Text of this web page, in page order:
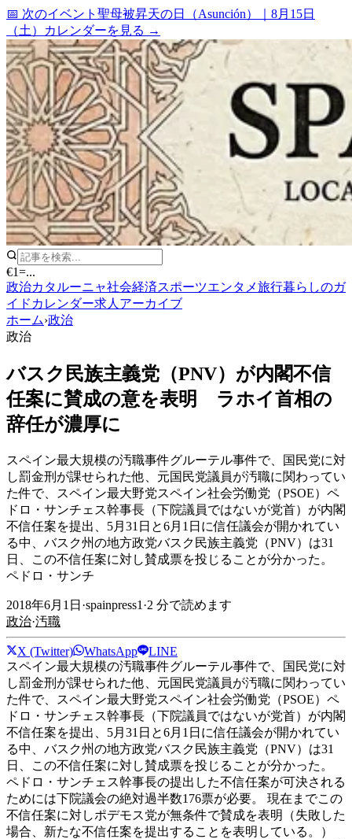
📅 次のイベント 聖母被昇天の日（Asunción）
8月15日
（土）
カレンダーを見る →
€1=...
政治カタルーニャ社会経済スポーツエンタメ旅行暮らしのガ
イド カレンダー求人 アーカイブ
ホーム›政治
政治
バスク民族主義党（PNV）が内閣不信
任案に賛成の意を表明 ラホイ首相の
辞任が濃厚に
スペイン最大規模の汚職事件グルーテル事件で、国民党に対
し罰金刑が課せられた他、元国民党議員が汚職に関わってい
た件で、スペイン最大野党スペイン社会労働党（PSOE）ペ
ドロ・サンチェス幹事長（下院議員ではないが党首）が内閣
不信任案を提出、5月31日と6月1日に信任議会が開かれてい
る中、バスク州の地方政党バスク民族主義党（PNV）は31
日、この不信任案に対し賛成票を投じることが分かった。
ペドロ・サンチ
2018年6月1日 ·spainpress1 ·2 分で読めます
政治·汚職
X (Twitter) WhatsApp
LINE
スペイン最大規模の汚職事件グルーテル事件で、国民党に対
し罰金刑が課せられた他、元国民党議員が汚職に関わってい
た件で、スペイン最大野党スペイン社会労働党（PSOE）ペ
ドロ・サンチェス幹事長（下院議員ではないが党首）が内閣
不信任案を提出、5月31日と6月1日に信任議会が開かれてい
る中、バスク州の地方政党バスク民族主義党（PNV）は31
日、この不信任案に対し賛成票を投じることが分かった。
ペドロ・サンチェス幹事長の提出した不信任案が可決される
ためには下院議会の絶対過半数176票が必要。 現在までこの
不信任案に対しポデモス党が無条件で賛成を表明（失敗した
場合、新たな不信任案を提出することを表明している。）